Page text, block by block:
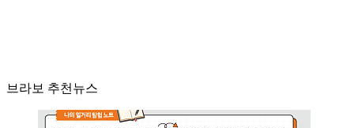
브라보 추천뉴스